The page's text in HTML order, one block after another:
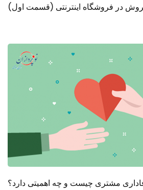
در فروشگاه اینترنتی (قسمت اول)
مشتری چیست و چه اهمیتی دارد؟